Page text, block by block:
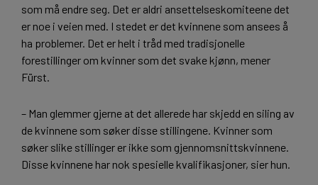
som må endre seg. Det er aldri ansettelseskomiteene det
er noe i veien med. I stedet er det kvinnene som ansees å
ha problemer. Det er helt i tråd med tradisjonelle
forestillinger om kvinner som det svake kjønn, mener
Fürst.
– Man glemmer gjerne at det allerede har skjedd en siling av
de kvinnene som søker disse stillingene. Kvinner som
søker slike stillinger er ikke som gjennomsnittskvinnene.
Disse kvinnene har nok spesielle kvalifikasjoner, sier hun.